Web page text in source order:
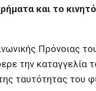
και το
Πρόνοιας
την καταγγελία
ταυτότητας του